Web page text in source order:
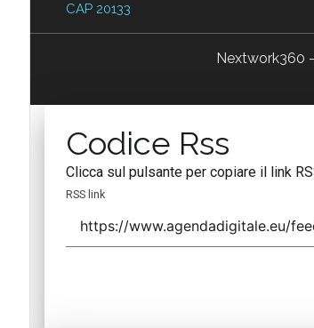
CAP 20133
Nextwork360
Codice Rss
Clicca sul pulsante per copiare il link
RSS link